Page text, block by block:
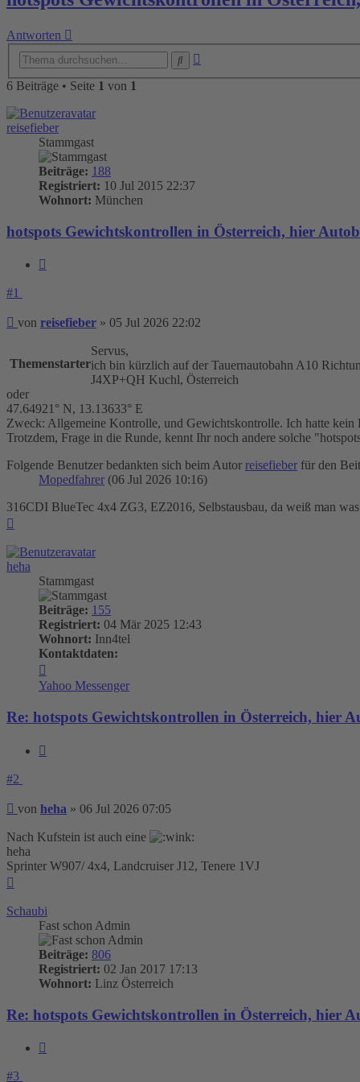
Antworten
6 Beiträge • Seite 1 von 1
reisefieber
Stammgast
Beiträge: 188
Registriert: 10 Jul 2015 22:37
Wohnort: München
hotspots Gewichtskontrollen in Österreich, hier
#1
Beitrag
von reisefieber » 05 Jul 2026 22:02
Themenstarter
Servus,
ich bin kürzlich auf der Tauernautobahn A10
J4XP+QH Kuchl, Österreich
oder
47.64921° N, 13.13633° E
Zweck: Allgemeine Kontrolle, und Gewichtskontrolle. Ich hatte kein
Trotzdem, Frage in die Runde, kennt Ihr noch andere solche
Folgende Benutzer bedankten sich beim Autor reisefieber für den
Mopedfahrer (06 Jul 2026 10:16)
316CDI BlueTec 4x4 ZG3, EZ2016, Selbstausbau, da weiß man
heha
Stammgast
Beiträge: 155
Registriert: 04 Mär 2025 12:43
Wohnort: Inn4tel
Kontaktdaten:
von
heha
Yahoo Messenger
Re: hotspots Gewichtskontrollen in Österreich, hier
#2
Beitrag
von heha » 06 Jul 2026 07:05
Nach Kufstein ist auch eine
heha
Sprinter W907/ 4x4, Landcruiser J12, Tenere 1VJ
Schaubi
Fast schon Admin
Beiträge: 806
Registriert: 02 Jan 2017 17:13
Wohnort: Linz Österreich
Re: hotspots Gewichtskontrollen in Österreich, hier
#3